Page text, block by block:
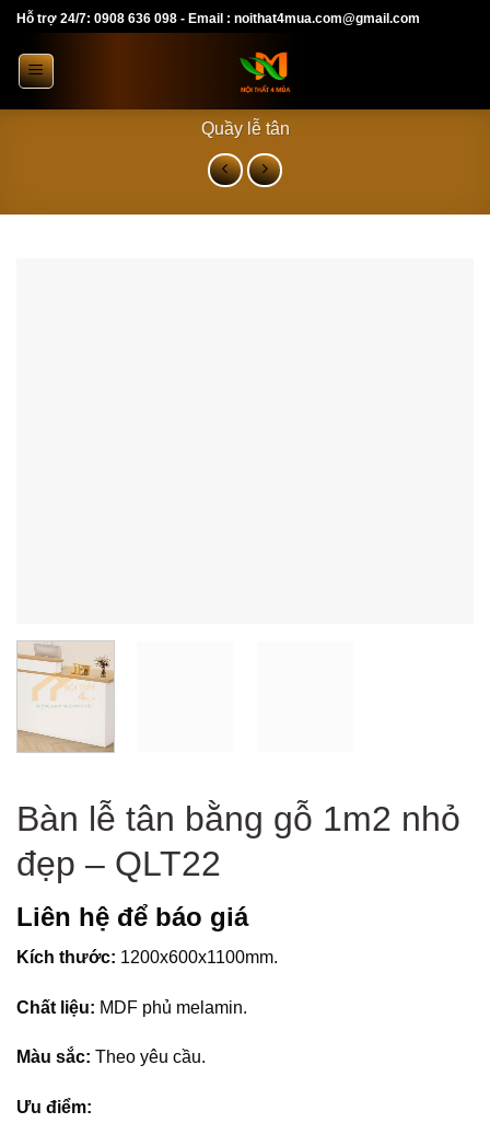
Skip
content
Hỗ trợ 24/7: 0908 636 098 - Email : noithat4mua.com@gmail.com
Quầy lễ tân
Bàn lễ tân bằng gỗ 1m2 nhỏ
đẹp – QLT22
Liên hệ để báo giá
Kích thước: 1200x600x1100mm.
Chất liệu: MDF phủ melamin.
Màu sắc: Theo yêu cầu.
Ưu điểm: